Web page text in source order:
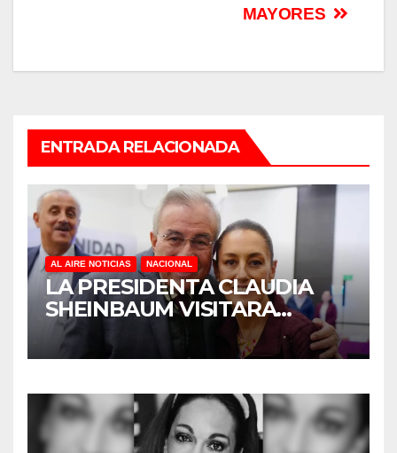
MAYORES
ENTRADA RELACIONADA
AL AIRE NOTICIAS NACIONAL
LA PRESIDENTA CLAUDIA
SHEINBAUM VISITARA
SINALOA